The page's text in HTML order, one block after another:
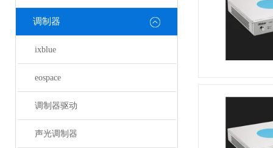
调制器
ixblue
eospace
调制器驱动
声光调制器